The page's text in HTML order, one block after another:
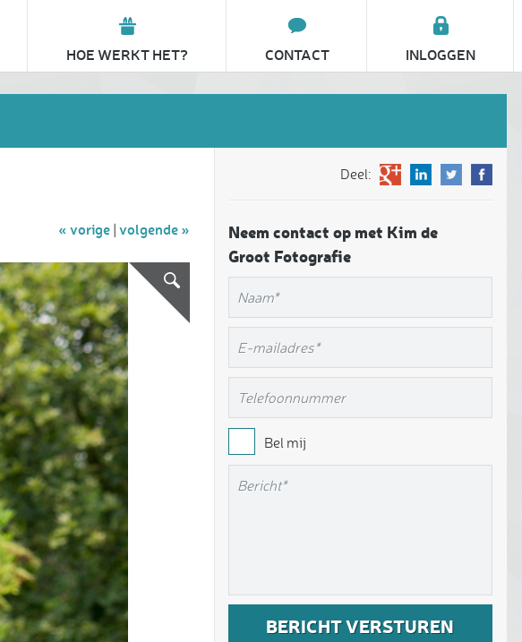
INLOGGEN
CONTACT
HOE WERKT HET?
« vorige |volgende »
Deel:
Neem contact op met Kim de
Groot Fotografie
Bel mij